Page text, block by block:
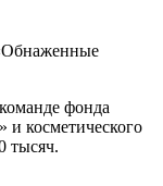
фонда
косметического
тысяч.